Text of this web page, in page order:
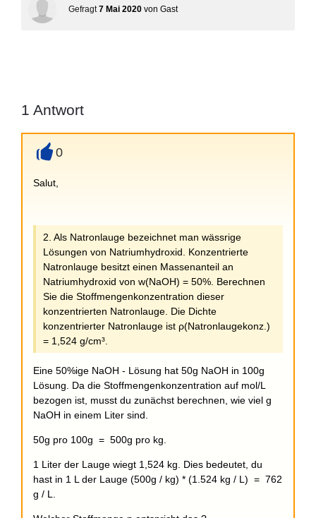
Gefragt 7 Mai 2020 von Gast
1 Antwort
0
Salut,
2. Als Natronlauge bezeichnet man wässrige
Lösungen von Natriumhydroxid. Konzentrierte
Natronlauge besitzt einen Massenanteil an
Natriumhydroxid von w(NaOH) = 50%. Berechnen
Sie die Stoffmengenkonzentration dieser
konzentrierten Natronlauge. Die Dichte
konzentrierter Natronlauge ist ρ(Natronlaugekonz.)
= 1,524 g/cm³.
Eine 50%ige NaOH - Lösung hat 50g NaOH in 100g
Lösung. Da die Stoffmengenkonzentration auf mol/L
bezogen ist, musst du zunächst berechnen, wie viel g
NaOH in einem Liter sind.
50g pro 100g = 500g pro kg.
1 Liter der Lauge wiegt 1,524 kg. Dies bedeutet, du
hast in 1 L der Lauge (500g / kg) * (1.524 kg / L) = 762
g / L.